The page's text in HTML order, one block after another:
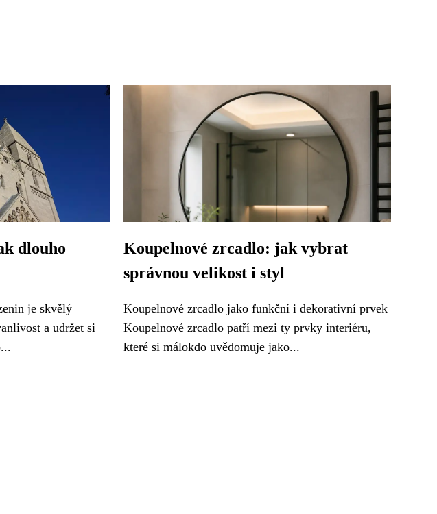
dlouho
je skvělý
a udržet si
Koupelnové zrcadlo: jak vybrat
správnou velikost i styl
Koupelnové zrcadlo jako funkční i dekorativní prvek
Koupelnové zrcadlo patří mezi ty prvky interiéru,
které si málokdo uvědomuje jako...